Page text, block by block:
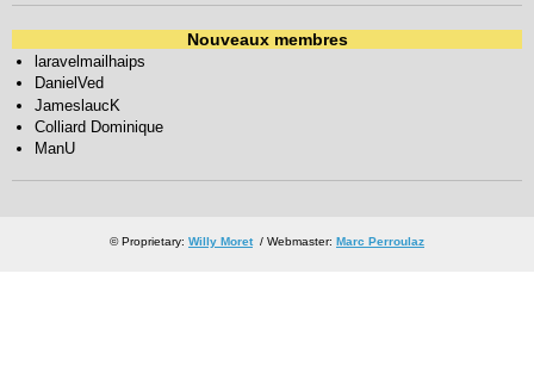
Nouveaux membres
laravelmailhaips
DanielVed
JameslaucK
Colliard Dominique
ManU
© Proprietary: Willy Moret/ Webmaster: Marc Perroulaz